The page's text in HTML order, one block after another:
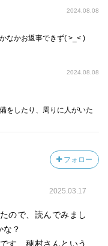
2024.08.08
なかお返事できず( >_< )
2024.08.08
をしたり、周りに人がいた
フォロー
2025.03.17
ので、読んでみまし
な？
す、穂村さんという